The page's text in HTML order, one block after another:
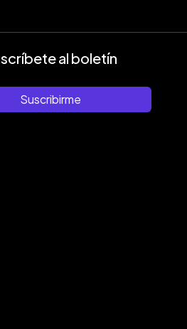
al boletín
Suscribirme